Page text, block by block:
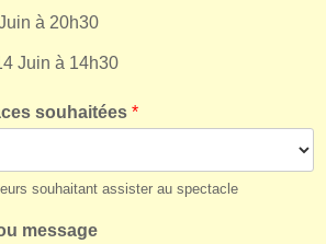
à 20h30
Juin à 14h30
souhaitées *
souhaitant assister au spectacle
message